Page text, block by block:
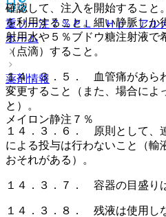
重ソー注７％ＰＬ「Ｈｐ」アル
ホーム
薬剤情報
メイロン静注７％
確認して、注入を開始すること
を利用すること。細い静脈しか
射用水や５％ブドウ糖注射液で
（点滴）すること。
１４．３．５． 血管痛があら
変更すること（また、場合によ
と）。
１４．３．６． 原則として、
による投与は行わないこと（輸
おそれがある）。
１４．３．７． 容器の目盛り
１４．３．８． 残液は使用し